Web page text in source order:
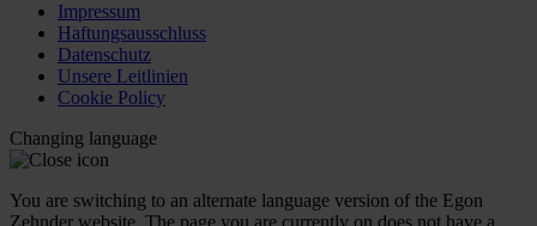
Impressum
Haftungsausschluss
Datenschutz
Unsere Leitlinien
Cookie Policy
Changing language
You are switching to an alternate language version of the Egon
Zehnder website. The page you are currently on does not have a